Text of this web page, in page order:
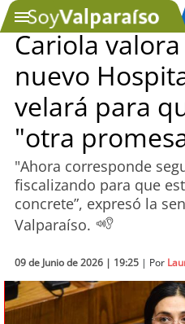
SOYTV
Podcast
Actualidad
Entretención
Economía
Deportes
Cariola
nuevo
velará para
"otra
"Ahora corresponde
fiscalizando para que
concrete”, expresó la
Valparaíso.
09 de Junio de 2026 | 19:25 | Por